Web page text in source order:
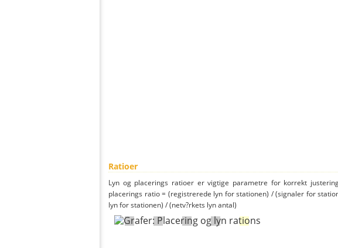
Ratioer
Lyn og placerings ratioer er vigtige parametre for korrekt
placerings ratio = (registrerede lyn for stationen) / (signaler for
lyn for stationen) / (netv?rkets lyn antal)